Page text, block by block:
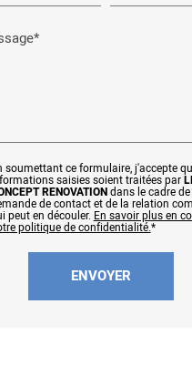
soumettant ce formulaire, j'accepte
saisies soient traitées par
RENOVATIONdans le cadre
de contact et de la relation
peut en découler. En savoir plus en
politique de confidentialité.*